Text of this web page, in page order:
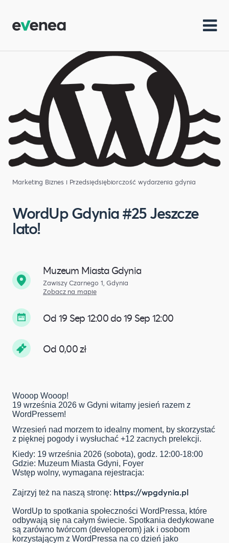
Marketing Biznes i Przedsiędsiębiorczość wydarzenia gdynia
WordUp Gdynia #25 Jeszcze
lato!
Muzeum Miasta Gdynia
Zawiszy Czarnego 1, Gdynia
Zobacz na mapie
Od 19 Sep 12:00 do 19 Sep 12:00
Od 0,00 zł
Wooop Wooop!
19 września 2026 w Gdyni witamy jesień razem z
WordPressem!
Wrzesień nad morzem to idealny moment, by skorzystać
z pięknej pogody i wysłuchać +12 zacnych prelekcji.
Kiedy: 19 września 2026 (sobota), godz. 12:00-18:00
Gdzie: Muzeum Miasta Gdyni, Foyer
Wstęp wolny, wymagana rejestracja:
Zajrzyj też na naszą stronę: https://wpgdynia.pl
WordUp to spotkania społeczności WordPressa, które
odbywają się na całym świecie. Spotkania dedykowane
są zarówno twórcom (developerom) jak i osobom
korzystającym z WordPressa na co dzień jako